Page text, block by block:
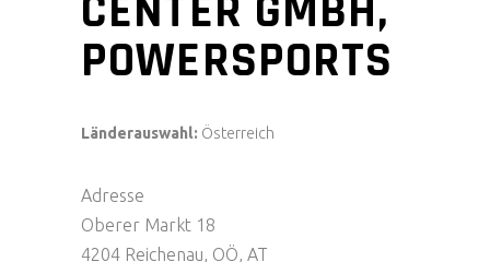
POWERSPORTS
Länderauswahl: Österreich
Adresse
Oberer Markt 18
4204 Reichenau, OÖ, AT